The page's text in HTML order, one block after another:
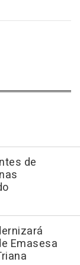
de
Emasesa